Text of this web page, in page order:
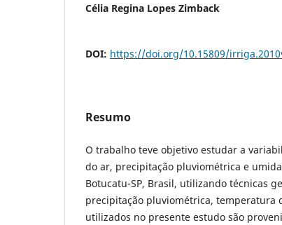
Célia Regina Lopes Zimback
DOI: https://doi.org/10.15809/
Resumo
O trabalho teve objetivo estudar a
do ar, precipitação pluviométrica e
Botucatu-SP, Brasil, utilizando técnicas
precipitação pluviométrica, temperatura
utilizados no presente estudo são